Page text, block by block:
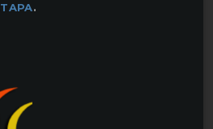
TAPA.